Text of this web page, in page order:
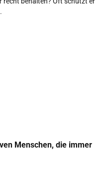
Menschen, die immer